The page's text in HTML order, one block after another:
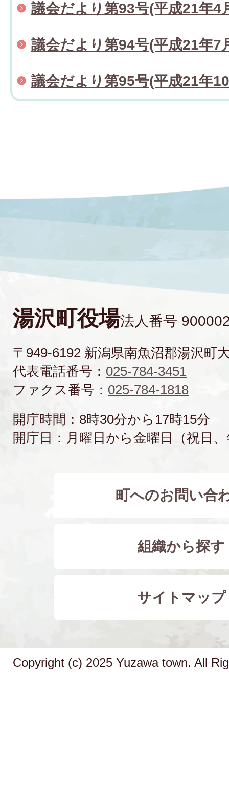
議会だより第93号(平成21年4
議会だより第94号(平成21年7
議会だより第95号(平成21年
湯沢町役場法人番号
〒949-6192 新潟県南魚沼郡湯沢町
代表電話番号： 025-784-3451
ファクス番号： 025-784-1818
開庁時間：8時30分から17時15分
開庁日：月曜日から金曜日（祝日
町へのお問い合
組織から探す
サイトマップ
Copyright (c) 2025 Yuzawa town. All